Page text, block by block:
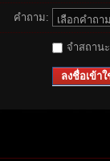
คำถาม:
จำสถาน
ลงชื่อเข้าใ